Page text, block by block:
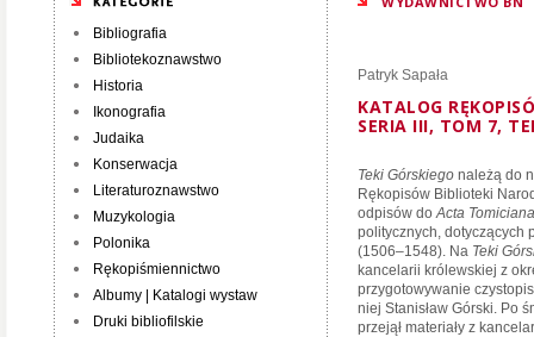
Bibliografia
Bibliotekoznawstwo
Historia
Ikonografia
Judaika
Konserwacja
Literaturoznawstwo
Muzykologia
Polonika
Rękopiśmiennictwo
Albumy | Katalogi wystaw
Druki bibliofilskie
Patryk Sapała
KATALOG
SERIA III, TOM 7,
Teki Górskiego należą do
Rękopisów Biblioteki
odpisów doActa Tomiciana
politycznych, dotyczących
(1506–1548). Na Teki
kancelarii królewskiej z
przygotowywanie
niej Stanisław Górski. Po
przejął materiały z